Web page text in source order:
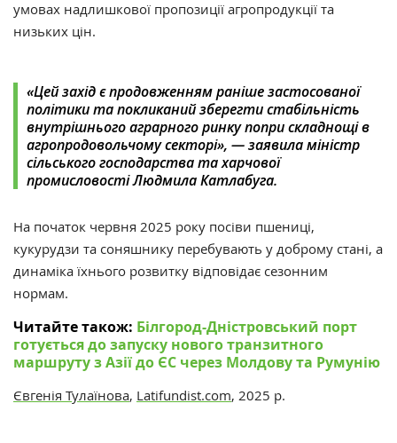
умовах надлишкової пропозиції агропродукції та
низьких цін.
«Цей захід є продовженням раніше застосованої
політики та покликаний зберегти стабільність
внутрішнього аграрного ринку попри складнощі в
агропродовольчому секторі», — заявила міністр
сільського господарства та харчової
промисловості Людмила Катлабуга.
На початок червня 2025 року посіви пшениці,
кукурудзи та соняшнику перебувають у доброму стані, а
динаміка їхнього розвитку відповідає сезонним
нормам.
Читайте також: Білгород-Дністровський порт
готується до запуску нового транзитного
маршруту з Азії до ЄС через Молдову та Румунію
Євгенія Тулаїнова, Latifundist.com, 2025 р.